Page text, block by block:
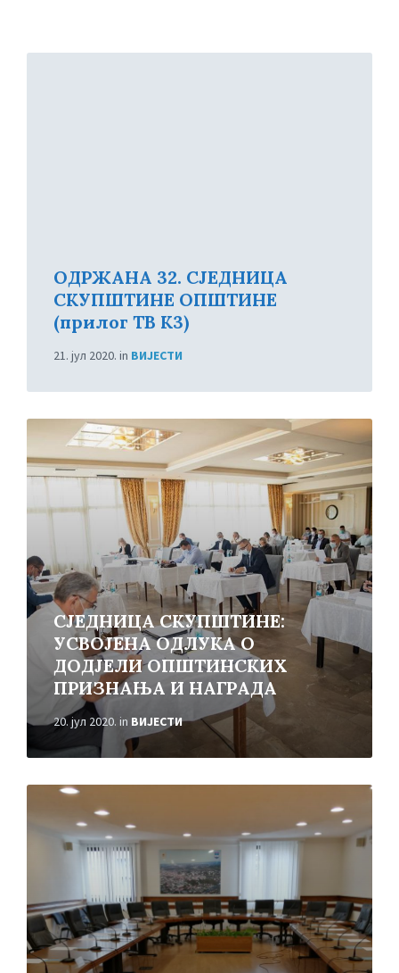
ОДРЖАНА 32. СЈЕДНИЦА
СКУПШТИНЕ ОПШТИНЕ
(прилог ТВ К3)
21. јул 2020. in ВИЈЕСТИ
СЈЕДНИЦА СКУПШТИНЕ:
УСВОЈЕНА ОДЛУКА О
ДОДЈЕЛИ ОПШТИНСКИХ
ПРИЗНАЊА И НАГРАДА
20. јул 2020. in ВИЈЕСТИ
Read
Read